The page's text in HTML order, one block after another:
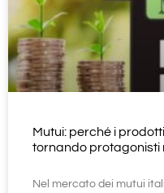
Mutui: perché i
tornando protagonisti
Nel mercato dei mutui